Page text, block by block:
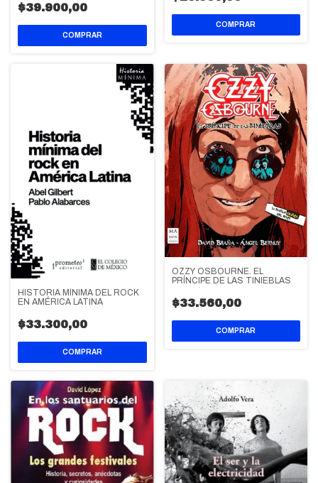
$39.900,00
HISTORIA MÍNIMA DEL ROCK
EN AMÉRICA LATINA
$33.300,00
OZZY OSBOURNE. EL
PRÍNCIPE DE LAS TINIEBLAS
$33.560,00